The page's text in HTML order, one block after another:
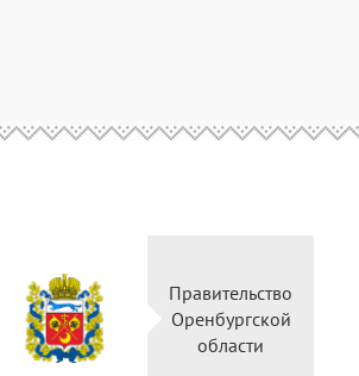
Правительство
Оренбургской
области